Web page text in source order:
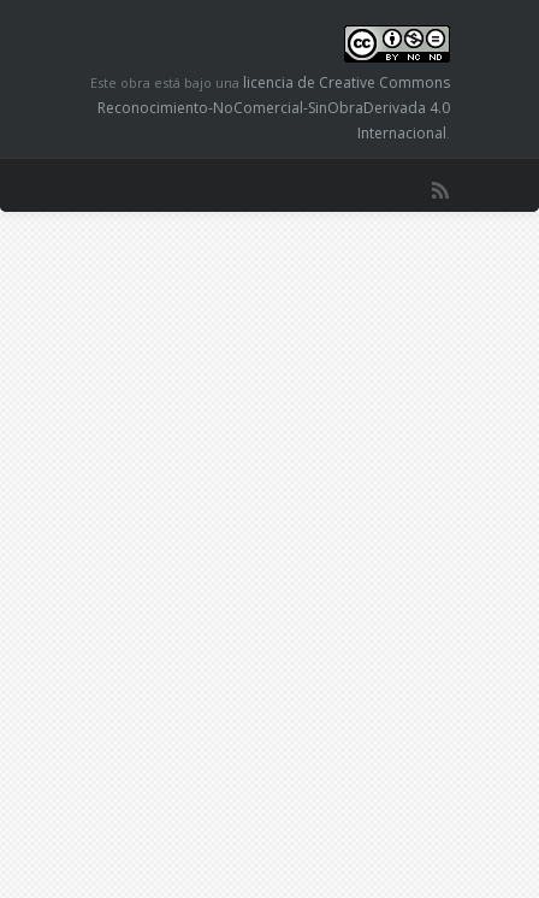
Este obra está bajo una licencia de Creative Commons
Reconocimiento-NoComercial-SinObraDerivada 4.0
Internacional